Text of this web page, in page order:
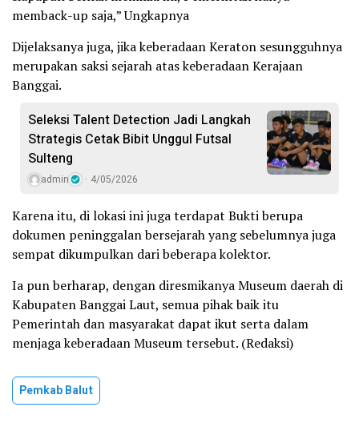
memback-up saja,” Ungkapnya
Dijelaksanya juga, jika keberadaan Keraton sesungguhnya
merupakan saksi sejarah atas keberadaan Kerajaan
Banggai.
Seleksi Talent Detection Jadi Langkah
Strategis Cetak Bibit Unggul Futsal
Sulteng
admin 4/05/2026
Karena itu, di lokasi ini juga terdapat Bukti berupa
dokumen peninggalan bersejarah yang sebelumnya juga
sempat dikumpulkan dari beberapa kolektor.
Ia pun berharap, dengan diresmikanya Museum daerah di
Kabupaten Banggai Laut, semua pihak baik itu
Pemerintah dan masyarakat dapat ikut serta dalam
menjaga keberadaan Museum tersebut. (Redaksi)
Pemkab Balut